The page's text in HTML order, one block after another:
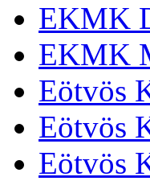
EKMK
EKMK
Eötvös
Eötvös
Eötvös